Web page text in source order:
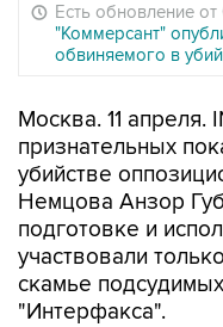
Есть обновление от
"Коммерсант"
обвиняемого в
Москва. 11 апреля.
признательных
убийстве
Немцова Анзор
подготовке и
участвовали
скамье
"Интерфакса".